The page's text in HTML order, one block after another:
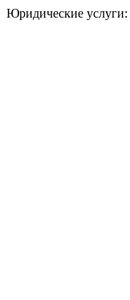
Юридические услуги: